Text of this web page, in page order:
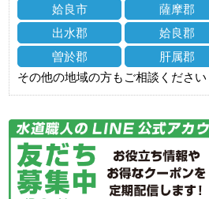
姶良市
薩摩郡
出水郡
姶良郡
曽於郡
肝属郡
その他の地域の方もご相談ください